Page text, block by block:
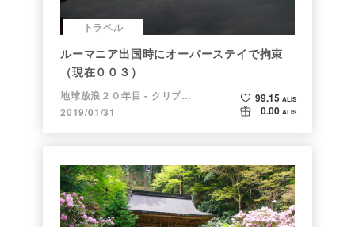
トラベル
ルーマニア出国時にオーバーステイで拘束
（現在００３）
地球放浪２０年目 - クリプトラベラー
2019/01/31
99.15 ALIS
0.00 ALIS